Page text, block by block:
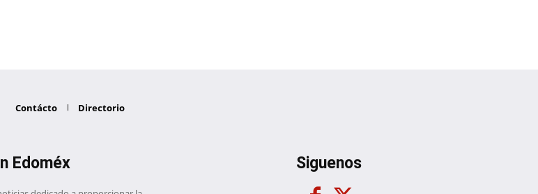
Contácto Directorio
Edoméx Siguenos